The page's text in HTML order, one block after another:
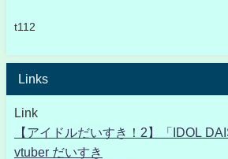
t112
Links
Link
【アイドルだいすき！2】「IDOL
vtuber だいすき